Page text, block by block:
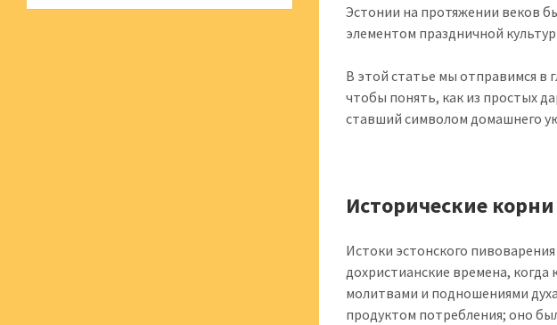
Эстонии на протяжении веков
элементом праздничной
В этой статье мы отправимся в
чтобы понять, как из простых
ставший символом домашнего
Исторические
Истоки эстонского
дохристианские времена,
молитвами и подношениями
продуктом потребления; оно